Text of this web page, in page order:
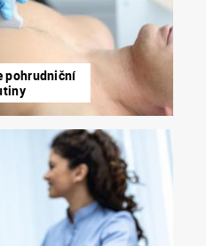
pohrudniční